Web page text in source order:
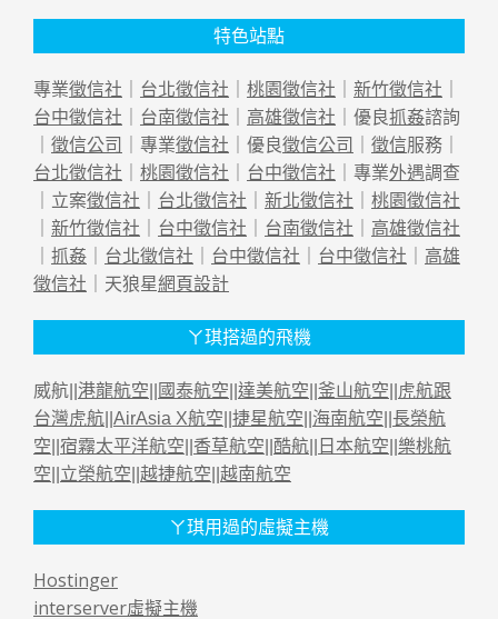
特色站點
專業徵信社 ｜ 台北徵信社 ｜ 桃園徵信社 ｜ 新竹徵信社 ｜
台中徵信社 ｜ 台南徵信社 ｜ 高雄徵信社 ｜優良抓姦諮詢
｜ 徵信公司 ｜專業徵信社 ｜優良徵信公司 ｜ 徵信服務｜
台北徵信社 ｜ 桃園徵信社 ｜ 台中徵信社 ｜專業外遇調查
｜立案徵信社 ｜ 台北徵信社 ｜ 新北徵信社 ｜ 桃園徵信社
｜ 新竹徵信社 ｜ 台中徵信社 ｜ 台南徵信社 ｜ 高雄徵信社
｜ 抓姦 ｜ 台北徵信社 ｜ 台中徵信社 ｜ 台中徵信社 ｜ 高雄
徵信社 ｜天狼星網頁設計
ㄚ琪搭過的飛機
威航|| 港龍航空 國泰航空 達美航空 釜山航空
虎航跟
台灣虎航 AirAsia X航空 捷星航空 海南航空 長榮航
空 宿霧太平洋航空 香草航空 酷航 日本航空 樂桃航
空 立榮航空 越捷航空 越南航空
ㄚ琪用過的虛擬主機
Hostinger
interserver虛擬主機